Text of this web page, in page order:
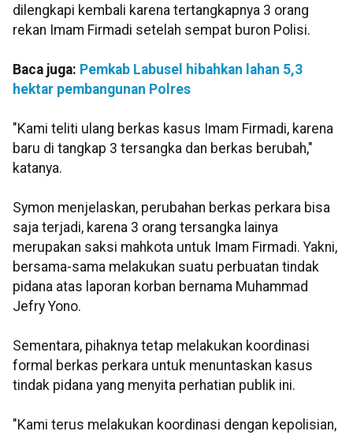
dilengkapi kembali karena tertangkapnya 3 orang
rekan Imam Firmadi setelah sempat buron Polisi.
Baca juga: Pemkab Labusel hibahkan lahan 5,3
hektar pembangunan Polres
"Kami teliti ulang berkas kasus Imam Firmadi, karena
baru di tangkap 3 tersangka dan berkas berubah,"
katanya.
Symon menjelaskan, perubahan berkas perkara bisa
saja terjadi, karena 3 orang tersangka lainya
merupakan saksi mahkota untuk Imam Firmadi. Yakni,
bersama-sama melakukan suatu perbuatan tindak
pidana atas laporan korban bernama Muhammad
Jefry Yono.
Sementara, pihaknya tetap melakukan koordinasi
formal berkas perkara untuk menuntaskan kasus
tindak pidana yang menyita perhatian publik ini.
"Kami terus melakukan koordinasi dengan kepolisian,